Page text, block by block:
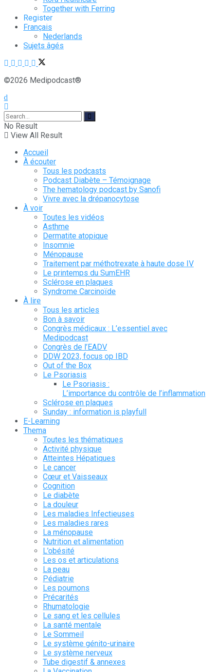
Together with Ferring
Register
Français
Nederlands
Sujets âgés
©2026 Medipodcast®
No Result
View All Result
Accueil
À écouter
Tous les podcasts
Podcast Diabète – Témoignage
The hematology podcast by Sanofi
Vivre avec la drépanocytose
À voir
Toutes les vidéos
Asthme
Dermatite atopique
Insomnie
Ménopause
Traitement par méthotrexate à haute dose IV
Le printemps du SumEHR
Sclérose en plaques
Syndrome Carcinoïde
À lire
Tous les articles
Bon à savoir
Congrès médicaux : L’essentiel avec
Medipodcast
Congrès de l’EADV
DDW 2023, focus op IBD
Out of the Box
Le Psoriasis
Le Psoriasis :
L’importance du contrôle de l’inflammation
Sclérose en plaques
Sunday : information is playfull
E-Learning
Thema
Toutes les thématiques
Activité physique
Atteintes Hépatiques
Le cancer
Cœur et Vaisseaux
Cognition
Le diabète
La douleur
Les maladies Infectieuses
Les maladies rares
La ménopause
Nutrition et alimentation
L’obésité
Les os et articulations
La peau
Pédiatrie
Les poumons
Précarités
Rhumatologie
Le sang et les cellules
La santé mentale
Le Sommeil
Le système génito-urinaire
Le système nerveux
Tube digestif & annexes